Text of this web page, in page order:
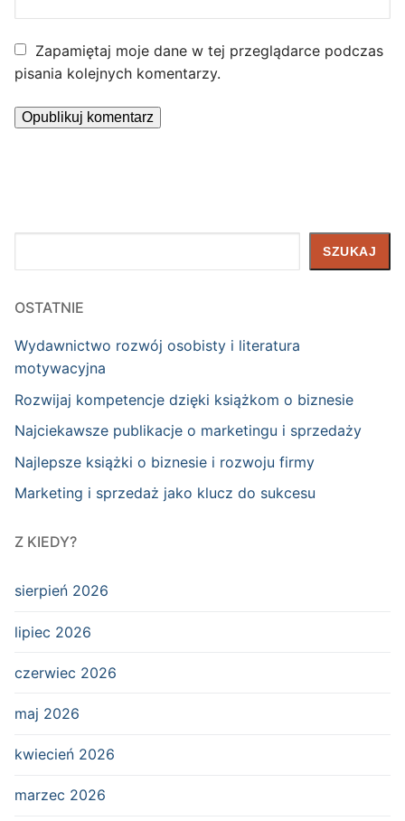
Zapamiętaj moje dane w tej przeglądarce podczas
pisania kolejnych komentarzy.
SZUKAJ
OSTATNIE
Wydawnictwo rozwój osobisty i literatura
motywacyjna
Rozwijaj kompetencje dzięki książkom o biznesie
Najciekawsze publikacje o marketingu i sprzedaży
Najlepsze książki o biznesie i rozwoju firmy
Marketing i sprzedaż jako klucz do sukcesu
Z KIEDY?
sierpień 2026
lipiec 2026
czerwiec 2026
maj 2026
kwiecień 2026
marzec 2026